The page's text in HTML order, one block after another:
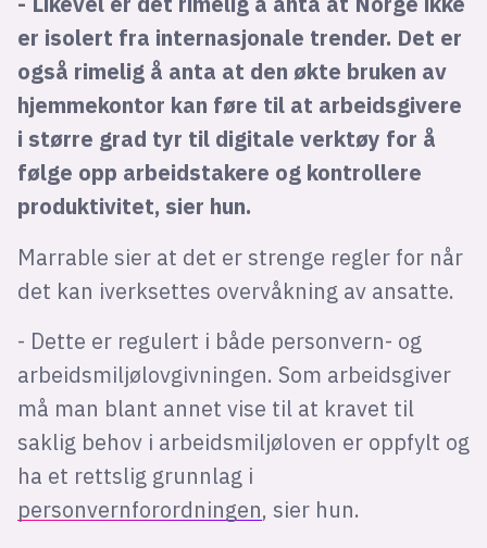
er isolert fra internasjonale trender. Det er
også rimelig å anta at den økte bruken av
hjemmekontor kan føre til at arbeidsgivere
i større grad tyr til digitale verktøy for å
følge opp arbeidstakere og kontrollere
produktivitet, sier hun.
Marrable sier at det er strenge regler for når
det kan iverksettes overvåkning av ansatte.
- Dette er regulert i både personvern- og
arbeidsmiljølovgivningen. Som arbeidsgiver
må man blant annet vise til at kravet til
saklig behov i arbeidsmiljøloven er oppfylt og
ha et rettslig grunnlag i
personvernforordningen, sier hun.